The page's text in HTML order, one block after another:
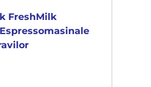
FreshMilk